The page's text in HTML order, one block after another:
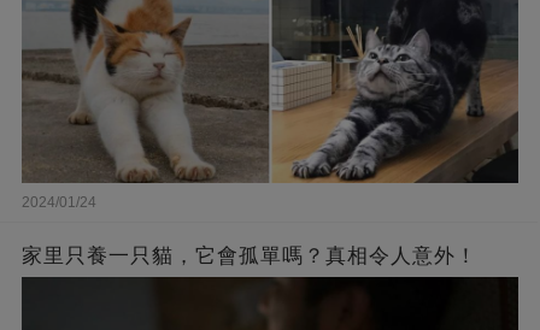
2024/01/24
家里只養一只貓，它會孤單嗎？真相令人意外！